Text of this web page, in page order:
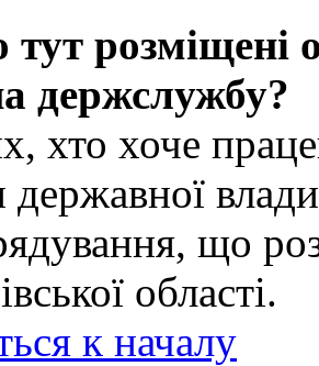
тут розміщені
держслужбу?
хто хоче
державної
що
області.
к началу